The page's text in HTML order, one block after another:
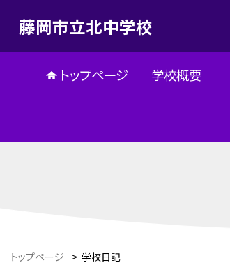
藤岡市立北中学校
トップページ 学校概要
トップページ > 学校日記